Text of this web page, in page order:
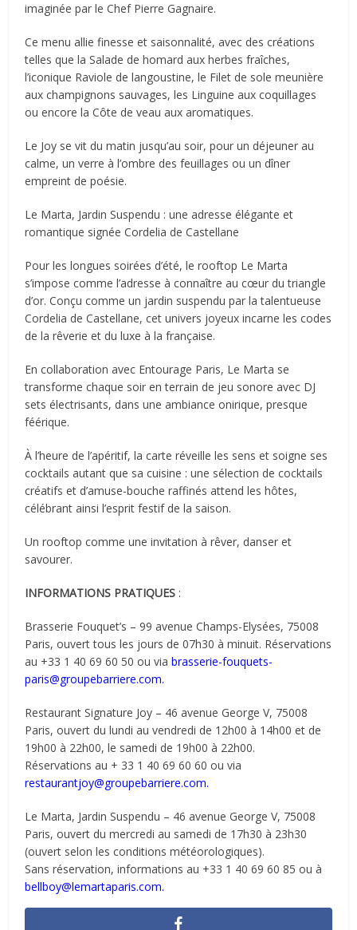
imaginée par le Chef Pierre Gagnaire.
Ce menu allie finesse et saisonnalité, avec des créations
telles que la Salade de homard aux herbes fraîches,
l’iconique Raviole de langoustine, le Filet de sole meunière
aux champignons sauvages, les Linguine aux coquillages
ou encore la Côte de veau aux aromatiques.
Le Joy se vit du matin jusqu’au soir, pour un déjeuner au
calme, un verre à l’ombre des feuillages ou un dîner
empreint de poésie.
Le Marta, Jardin Suspendu : une adresse élégante et
romantique signée Cordelia de Castellane
Pour les longues soirées d’été, le rooftop Le Marta
s’impose comme l’adresse à connaître au cœur du triangle
d’or. Conçu comme un jardin suspendu par la talentueuse
Cordelia de Castellane, cet univers joyeux incarne les codes
de la rêverie et du luxe à la française.
En collaboration avec Entourage Paris, Le Marta se
transforme chaque soir en terrain de jeu sonore avec DJ
sets électrisants, dans une ambiance onirique, presque
féérique.
À l’heure de l’apéritif, la carte réveille les sens et soigne ses
cocktails autant que sa cuisine : une sélection de cocktails
créatifs et d’amuse-bouche raffinés attend les hôtes,
célébrant ainsi l’esprit festif de la saison.
Un rooftop comme une invitation à rêver, danser et
savourer.
INFORMATIONS PRATIQUES :
Brasserie Fouquet’s – 99 avenue Champs-Elysées, 75008
Paris, ouvert tous les jours de 07h30 à minuit. Réservations
au +33 1 40 69 60 50 ou viabrasserie-fouquets-
paris@groupebarriere.com.
Restaurant Signature Joy – 46 avenue George V, 75008
Paris, ouvert du lundi au vendredi de 12h00 à 14h00 et de
19h00 à 22h00, le samedi de 19h00 à 22h00.
Réservations au + 33 1 40 69 60 60 ou via
restaurantjoy@groupebarriere.com.
Le Marta, Jardin Suspendu – 46 avenue George V, 75008
Paris, ouvert du mercredi au samedi de 17h30 à 23h30
(ouvert selon les conditions météorologiques).
Sans réservation, informations au +33 1 40 69 60 85 ou à
bellboy@lemartaparis.com.